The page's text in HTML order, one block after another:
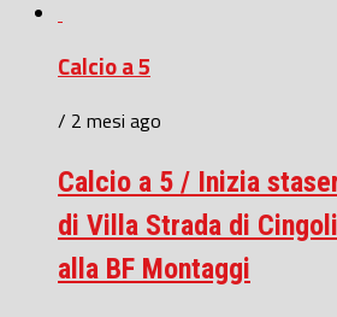
Calcio a 5
/ 2 mesi ago
Calcio a 5 / Inizia
di Villa Strada di
alla BF Montaggi